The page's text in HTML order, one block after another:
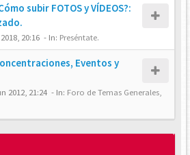
subir FOTOS y VÍDEOS?:
20:16 - In: Preséntate.
Eventos y
2012, 21:24 - In: Foro de Temas Generales,